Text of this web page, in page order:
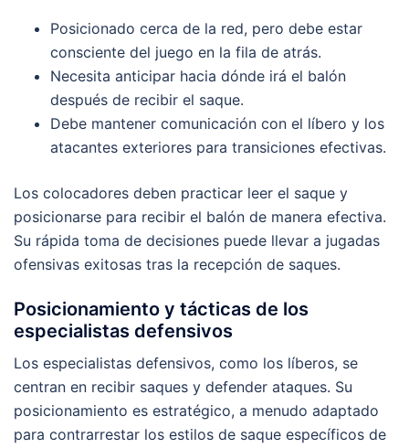
Posicionado cerca de la red, pero debe estar
consciente del juego en la fila de atrás.
Necesita anticipar hacia dónde irá el balón
después de recibir el saque.
Debe mantener comunicación con el líbero y los
atacantes exteriores para transiciones efectivas.
Los colocadores deben practicar leer el saque y
posicionarse para recibir el balón de manera efectiva.
Su rápida toma de decisiones puede llevar a jugadas
ofensivas exitosas tras la recepción de saques.
Posicionamiento y tácticas de los
especialistas defensivos
Los especialistas defensivos, como los líberos, se
centran en recibir saques y defender ataques. Su
posicionamiento es estratégico, a menudo adaptado
para contrarrestar los estilos de saque específicos de